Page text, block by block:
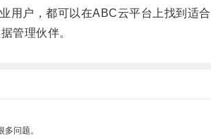
户，都可以在ABC云平台上找到适合
管理伙伴。
问题。